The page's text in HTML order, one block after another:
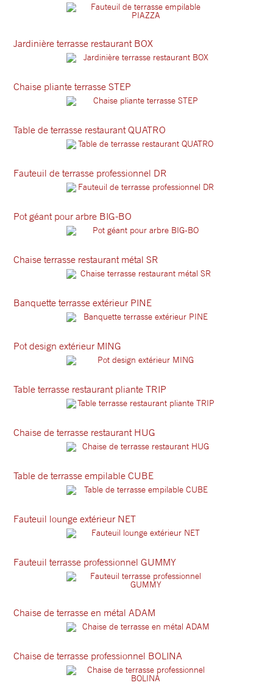
Jardinière terrasse restaurant BOX
Chaise pliante terrasse STEP
Table de terrasse restaurant QUATRO
Fauteuil de terrasse professionnel DR
Pot géant pour arbre BIG-BO
Chaise terrasse restaurant métal SR
Banquette terrasse extérieur PINE
Pot design extérieur MING
Table terrasse restaurant pliante TRIP
Chaise de terrasse restaurant HUG
Table de terrasse empilable CUBE
Fauteuil lounge extérieur NET
Fauteuil terrasse professionnel GUMMY
Chaise de terrasse en métal ADAM
Chaise de terrasse professionnel BOLINA